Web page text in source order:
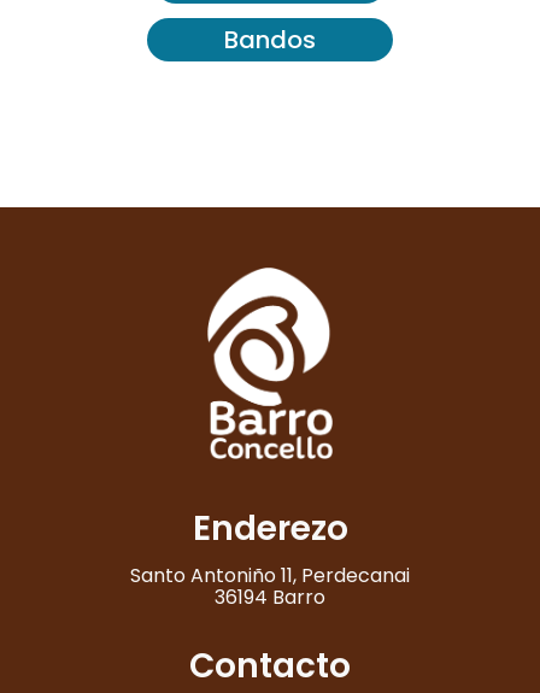
Bandos
Enderezo
Santo Antoniño 11, Perdecanai
36194 Barro
Contacto